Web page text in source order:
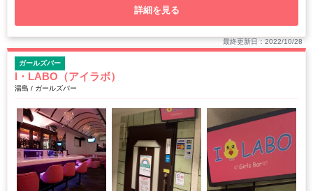
詳細を見る
最終更新日：2022/10/28
ガールズバー
I・LABO（アイラボ）
湯島 / ガールズバー